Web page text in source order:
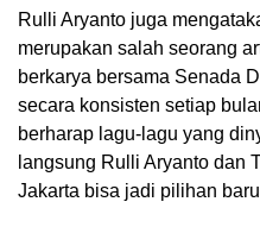
Rulli Aryanto juga
merupakan salah seorang
berkarya bersama Senada
secara konsisten setiap
berharap lagu-lagu yang
langsung Rulli Aryanto dan
Jakarta bisa jadi pilihan